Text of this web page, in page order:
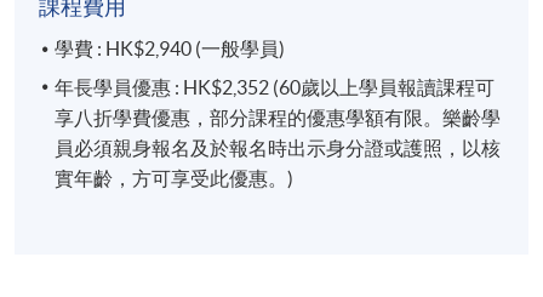
課程費用
學費 : HK$2,940 (一般學員)
年長學員優惠 : HK$2,352 (60歲以上學員報讀課程可
享八折學費優惠，部分課程的優惠學額有限。樂齡學
員必須親身報名及於報名時出示身分證或護照，以核
實年齡，方可享受此優惠。)